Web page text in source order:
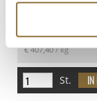
€ 20,37
€ 407,40/ kg
St.